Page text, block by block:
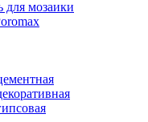
для мозаики